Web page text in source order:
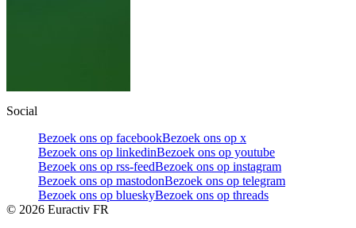
Social
Bezoek ons op facebookBezoek ons op x
Bezoek ons op linkedinBezoek ons op youtube
Bezoek ons op rss-feedBezoek ons op instagram
Bezoek ons op mastodonBezoek ons op telegram
Bezoek ons op blueskyBezoek ons op threads
© 2026 Euractiv FR